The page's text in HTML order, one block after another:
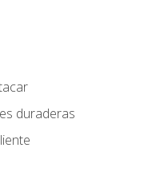
duraderas